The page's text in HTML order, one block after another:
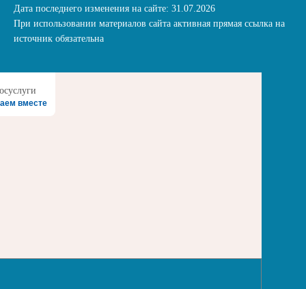
Дата последнего изменения на сайте: 31.07.2026
При использовании материалов сайта активная прямая ссылка на
источник обязательна
вместе